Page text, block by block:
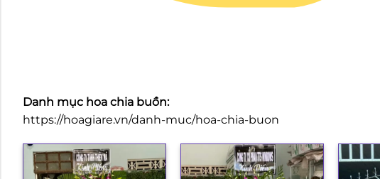
Danh mục hoa chia buồn:
https://hoagiare.vn/danh-muc/hoa-chia-buon